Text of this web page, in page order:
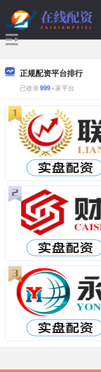
正规配资平台排行
已收录999+家平台